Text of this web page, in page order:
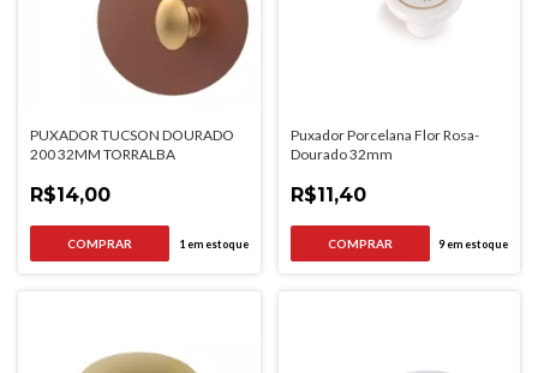
PUXADOR TUCSON DOURADO
200 32MM TORRALBA
R$14,00
1 em estoque
Puxador Porcelana Flor Rosa-
Dourado 32mm
R$11,40
9em estoque